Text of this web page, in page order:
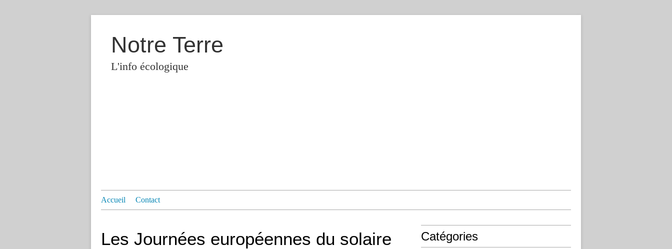
Notre Terre
L'info écologique
Accueil Contact
Les Journées européennes du solaire
Catégories